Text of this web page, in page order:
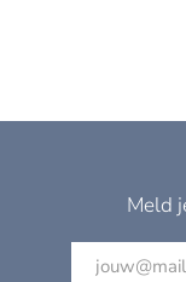
Meld